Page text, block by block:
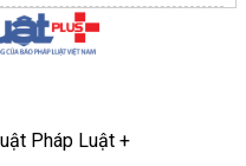
Pháp Luật +